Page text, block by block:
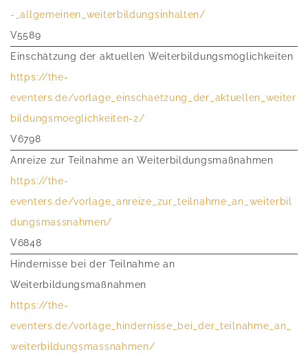
-_allgemeinen_weiterbildungsinhalten/
V5589
Einschätzung der aktuellen Weiterbildungsmöglichkeiten
https://the-
eventers.de/vorlage_einschaetzung_der_aktuellen_weiter
bildungsmoeglichkeiten-2/
V6798
Anreize zur Teilnahme an Weiterbildungsmaßnahmen
https://the-
eventers.de/vorlage_anreize_zur_teilnahme_an_weiterbil
dungsmassnahmen/
V6848
Hindernisse bei der Teilnahme an
Weiterbildungsmaßnahmen
https://the-
eventers.de/vorlage_hindernisse_bei_der_teilnahme_an_
weiterbildungsmassnahmen/